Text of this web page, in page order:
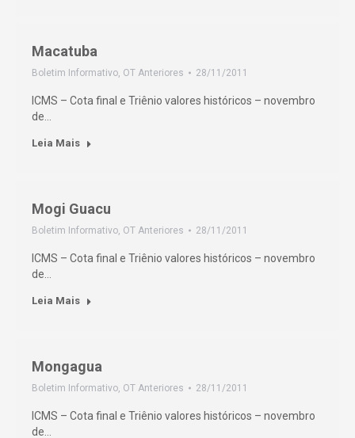
Macatuba
Boletim Informativo, OT Anteriores 28/11/2011
ICMS – Cota final e Triênio valores históricos – novembro
de…
Leia Mais
Mogi Guacu
Boletim Informativo, OT Anteriores 28/11/2011
ICMS – Cota final e Triênio valores históricos – novembro
de…
Leia Mais
Mongagua
Boletim Informativo, OT Anteriores 28/11/2011
ICMS – Cota final e Triênio valores históricos – novembro
de…